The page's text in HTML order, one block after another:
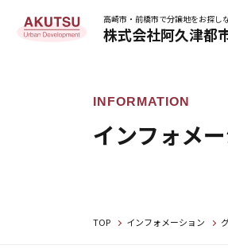
高崎市・前橋市で分譲地をお探し
株式会社阿久津都
インフォメ
TOP インフォメーション